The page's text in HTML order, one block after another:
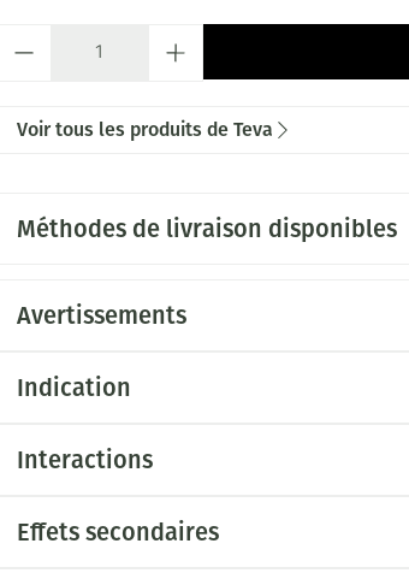
Voir tous les produits de Teva
Méthodes de livraison disponibles
Avertissements
Indication
Interactions
Effets secondaires